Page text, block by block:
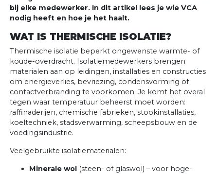
bij elke medewerker. In dit artikel lees je wie VCA
nodig heeft en hoe je het haalt.
WAT IS THERMISCHE ISOLATIE?
Thermische isolatie beperkt ongewenste warmte- of
koude-overdracht. Isolatiemedewerkers brengen
materialen aan op leidingen, installaties en constructies
om energieverlies, bevriezing, condensvorming of
contactverbranding te voorkomen. Je komt het overal
tegen waar temperatuur beheerst moet worden:
raffinaderijen, chemische fabrieken, stookinstallaties,
koeltechniek, stadsverwarming, scheepsbouw en de
voedingsindustrie.
Veelgebruikte isolatiematerialen:
Minerale wol (steen- of glaswol) – voor hoge-